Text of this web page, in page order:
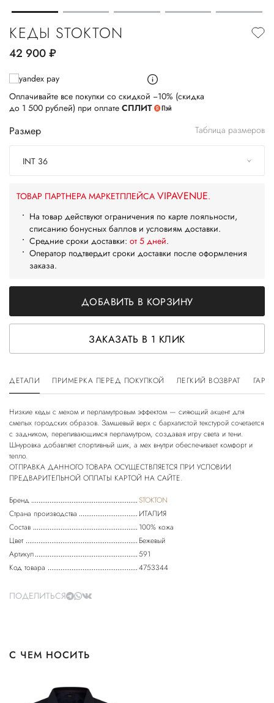
КЕДЫ STOKTON
42 900руб.
Оплачивайте все покупки со скидкой −10% (скидка
до 1 500 рублей) при оплате СПЛИТ
Размер Таблица размеров
INT 36
ТОВАР ПАРТНЕРА МАРКЕТПЛЕЙСА VIPAVENUE.
На товар действуют ограничения по карте лояльности,
списанию бонусных баллов и условиям доставки.
Средние сроки доставки: от 5 дней.
Оператор подтвердит сроки доставки после оформления
заказа.
ДОБАВИТЬ В КОРЗИНУ
ЗАКАЗАТЬ В 1 КЛИК
ДЕТАЛИ ПРИМЕРКА ПЕРЕД ПОКУПКОЙ ЛЕГКИЙ ВОЗВРАТ
Низкие кеды с мехом и перламутровым эффектом — сияющий акцент для
смелых городских образов. Замшевый верх с бархатистой текстурой сочетается
с задником, переливающимся перламутром, создавая игру света и тени.
Шнуровка добавляет спортивный шик, а мех внутри обеспечивает комфорт и
тепло.
ОТПРАВКА ДАННОГО ТОВАРА ОСУЩЕСТВЛЯЕТСЯ ПРИ УСЛОВИИ
ПРЕДВАРИТЕЛЬНОЙ ОПЛАТЫ КАРТОЙ НА САЙТЕ.
Бренд
STOKTON
Страна производства
ИТАЛИЯ
Состав
100% кожа
Цвет
Бежевый
Артикул
591
Код товара
4753344
ПОДЕЛИТЬСЯ
С ЧЕМ НОСИТЬ